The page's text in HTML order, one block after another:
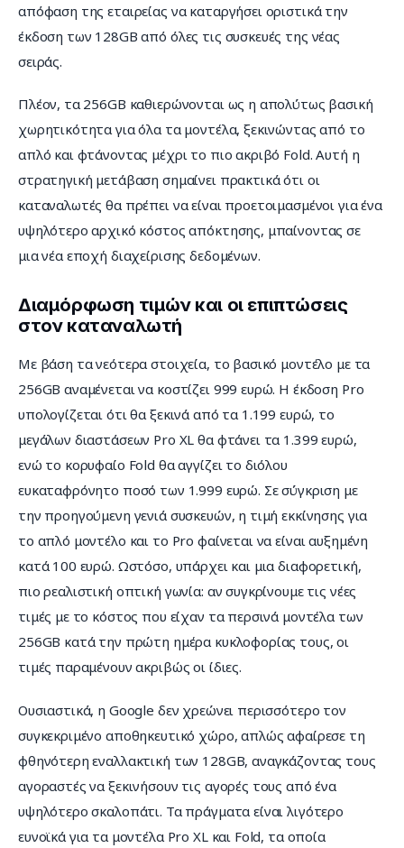
απόφαση της εταιρείας να καταργήσει οριστικά την
έκδοση των 128GB από όλες τις συσκευές της νέας
σειράς.
Πλέον, τα 256GB καθιερώνονται ως η απολύτως βασική
χωρητικότητα για όλα τα μοντέλα, ξεκινώντας από το
απλό και φτάνοντας μέχρι το πιο ακριβό Fold. Αυτή η
στρατηγική μετάβαση σημαίνει πρακτικά ότι οι
καταναλωτές θα πρέπει να είναι προετοιμασμένοι για ένα
υψηλότερο αρχικό κόστος απόκτησης, μπαίνοντας σε
μια νέα εποχή διαχείρισης δεδομένων.
Διαμόρφωση τιμών και οι επιπτώσεις
στον καταναλωτή
Με βάση τα νεότερα στοιχεία, το βασικό μοντέλο με τα
256GB αναμένεται να κοστίζει 999 ευρώ. Η έκδοση Pro
υπολογίζεται ότι θα ξεκινά από τα 1.199 ευρώ, το
μεγάλων διαστάσεων Pro XL θα φτάνει τα 1.399 ευρώ,
ενώ το κορυφαίο Fold θα αγγίζει το διόλου
ευκαταφρόνητο ποσό των 1.999 ευρώ. Σε σύγκριση με
την προηγούμενη γενιά συσκευών, η τιμή εκκίνησης για
το απλό μοντέλο και το Pro φαίνεται να είναι αυξημένη
κατά 100 ευρώ. Ωστόσο, υπάρχει και μια διαφορετική,
πιο ρεαλιστική οπτική γωνία: αν συγκρίνουμε τις νέες
τιμές με το κόστος που είχαν τα περσινά μοντέλα των
256GB κατά την πρώτη ημέρα κυκλοφορίας τους, οι
τιμές παραμένουν ακριβώς οι ίδιες.
Ουσιαστικά, η Google δεν χρεώνει περισσότερο τον
συγκεκριμένο αποθηκευτικό χώρο, απλώς αφαίρεσε τη
φθηνότερη εναλλακτική των 128GB, αναγκάζοντας τους
αγοραστές να ξεκινήσουν τις αγορές τους από ένα
υψηλότερο σκαλοπάτι. Τα πράγματα είναι λιγότερο
ευνοϊκά για τα μοντέλα Pro XL και Fold, τα οποία